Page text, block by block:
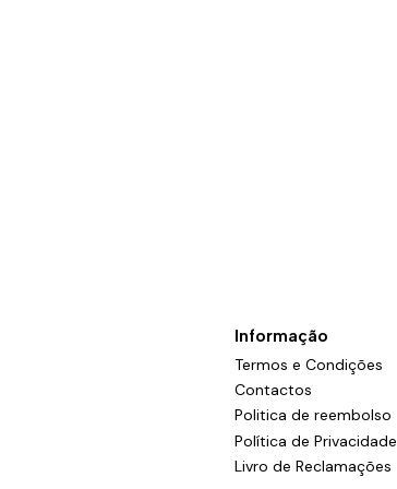
Informação
Termos e Condições
Contactos
Politica de reembolso
Política de Privacidade
Livro de Reclamações